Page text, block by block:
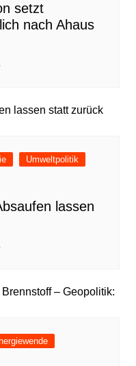
setzt
nach Ahaus
Umweltpolitik
lassen